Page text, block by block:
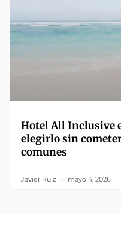
Hotel All Inclusive
elegirlo sin
comunes
Javier Ruiz mayo 4, 2026